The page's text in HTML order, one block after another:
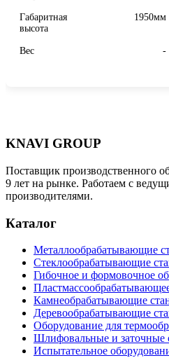
Габаритная
высота
1950мм
Вес -
KNAVI GROUP
Поставщик производственного
9 лет на рынке. Работаем с
производителями.
Каталог
Металлообрабатывающие
Стеклообрабатывающие
Гибочное и формовочное
Камнеобрабатывающие
Деревообрабатывающие
Оборудование для
Шлифовальные и заточные
Испытательное